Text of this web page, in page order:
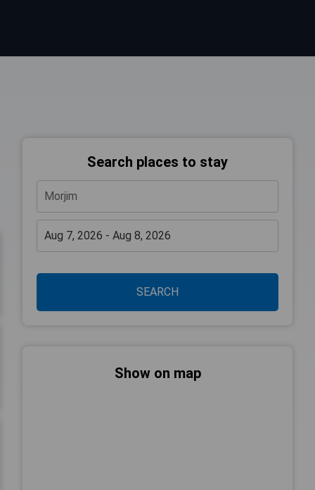
Search places to stay
SEARCH
Show on map